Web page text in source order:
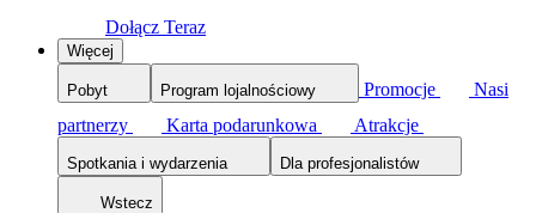
Dołącz Teraz
Więcej
Pobyt Program lojalnościowy Promocje
Nasi
partnerzy
Karta podarunkowa Atrakcje
Spotkania i wydarzenia Dla profesjonalistów
Wstecz